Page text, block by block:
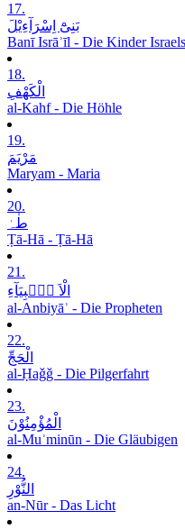
17.
بَنِیْٓ اِسْرَآءِیْلَ
Banī Isrāʾīl - Die Kinder Israels
18.
الْکَھْفِ
al-Kahf - Die Höhle
19.
مَرْیَمَ
Maryam - Maria
20.
طٰہٰ
Ṭā-Hā - Ṭā-Hā
21.
الْاَ نۡۢبِیَآءِ
al-Anbiyāʾ - Die Propheten
22.
الْحَجِّ
al-Ḥaǧǧ - Die Pilgerfahrt
23.
الْمُؤْمِنُوْنَ
al-Muʾminūn - Die Gläubigen
24.
النُّوْرِ
an-Nūr - Das Licht